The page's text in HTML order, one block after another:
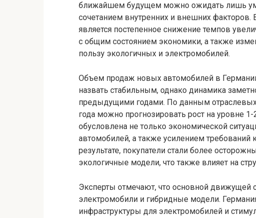
ближайшем будущем можно ожидать лишь
сочетанием внутренних и внешних факторов.
является постепенное снижение темпов
с общим состоянием экономики, а также
пользу экологичных и электромобилей.
Объем продаж новых автомобилей в
назвать стабильным, однако динамика
предыдущими годами. По данным
года можно прогнозировать рост на уровне
обусловлена не только экономической
автомобилей, а также усилением требований
результате, покупатели стали более
экологичные модели, что также влияет на
Эксперты отмечают, что основной движущей
электромобили и гибридные модели.
инфраструктуры для электромобилей и